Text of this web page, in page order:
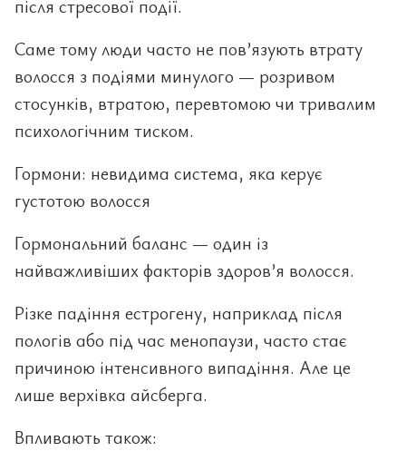
після стресової події.
Саме тому люди часто не пов’язують втрату
волосся з подіями минулого — розривом
стосунків, втратою, перевтомою чи тривалим
психологічним тиском.
Гормони: невидима система, яка керує
густотою волосся
Гормональний баланс — один із
найважливіших факторів здоров’я волосся.
Різке падіння естрогену, наприклад після
пологів або під час менопаузи, часто стає
причиною інтенсивного випадіння. Але це
лише верхівка айсберга.
Впливають також: